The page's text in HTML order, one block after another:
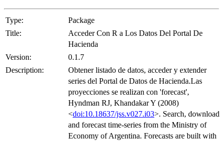
Type:
Package
Title:
Acceder Con R a Los Datos Del Portal De
Hacienda
Version:
0.1.7
Description:
Obtener listado de datos, acceder y extender
series del Portal de Datos de Hacienda.Las
proyecciones se realizan con 'forecast',
Hyndman RJ, Khandakar Y (2008)
<doi:10.18637/jss.v027.i03>. Search, download
and forecast time-series from the Ministry of
Economy of Argentina. Forecasts are built with